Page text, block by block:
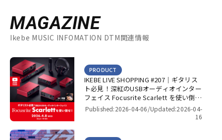
MAGAZINE
Ikebe MUSIC INFOMATION DTM関連情報
IKEBE LIVE SHOPPING #207｜ギタリス
ト必見！深紅のUSBオーディオインター
フェイス Focusrite Scarlett を使い倒
せ！【presented by パワーレック】
PRODUCT
Published:2026-04-06/Updated:2026-04-
16